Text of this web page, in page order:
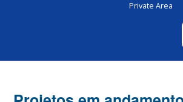
Private Area